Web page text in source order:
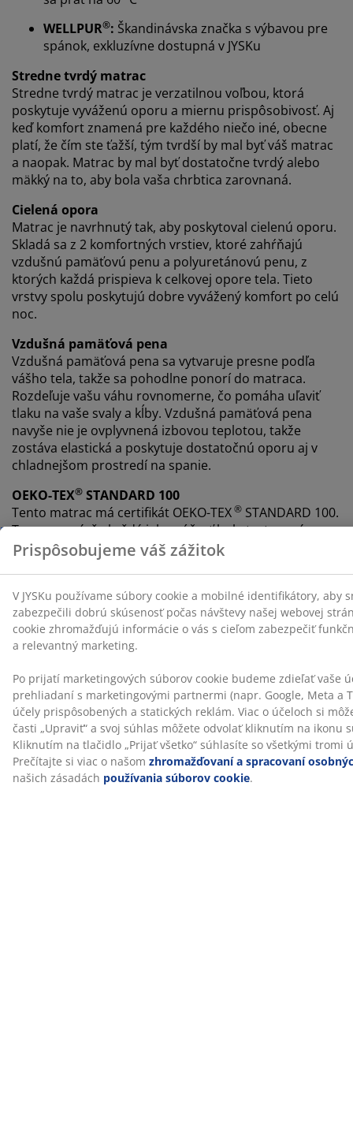
WELLPUR®: Škandinávska značka s výbavou pre
spánok, exkluzívne dostupná v JYSKu
Stredne tvrdý matrac
Stredne tvrdý matrac je verzatilnou voľbou, ktorá
poskytuje vyváženú oporu a miernu prispôsobivosť. Aj
keď komfort znamená pre každého niečo iné, obecne
platí, že čím ste ťažší, tým tvrdší by mal byť váš matrac
a naopak. Matrac by mal byť dostatočne tvrdý alebo
mäkký na to, aby bola vaša chrbtica zarovnaná.
Cielená opora
Matrac je navrhnutý tak, aby poskytoval cielenú oporu.
Skladá sa z 2 komfortných vrstiev, ktoré zahŕňajú
vzdušnú pamäťovú penu a polyuretánovú penu, z
ktorých každá prispieva k celkovej opore tela. Tieto
vrstvy spolu poskytujú dobre vyvážený komfort po celú
noc.
Vzdušná pamäťová pena
Vzdušná pamäťová pena sa vytvaruje presne podľa
vášho tela, takže sa pohodlne ponorí do matraca.
Rozdeľuje vašu váhu rovnomerne, čo pomáha uľaviť
tlaku na vaše svaly a kĺby. Vzdušná pamäťová pena
navyše nie je ovplyvnená izbovou teplotou, takže
zostáva elastická a poskytuje dostatočnú oporu aj v
chladnejšom prostredí na spanie.
OEKO-TEX® STANDARD 100
Tento matrac má certifikát OEKO-TEX® STANDARD 100.
To znamená, že každá jeho súčasť bola testovaná
nezávislými OEKO-TEX ®inštitútmi a spĺňa prísne limity
pre škodlivé látky.
Poťah možno prať
Matrac má poťah na zips, ktorý je ľahko snímateľný a je
možné ho prať v pračke pri teplote 60 °C, aby bol stále
svieži a čistý. Pranie na 60 °C alebo viac odstráni
WELLPUR®
WELLPUR®je škandinávska značka, ktorá ponúka
tlakom uľavujúce matrace a vankúše z pamäťovej peny,
ktorá sa vytvaruje presne podľa vášho tela. Ich
sortiment obsahuje výrobky, ktoré sú vhodné na
použitie doma, v práci alebo na cestách. Výrobky
V JYSKu používame súbory cookie a mobilné
identifikátory, aby sme vám zabezpečili dobrú
skúsenosť počas návštevy našej webovej stránky.
Súbory cookie zhromažďujú informácie o vás s cieľom
zabezpečiť funkčnosť, štatistiky a relevantný marketing.
Po prijatí marketingových súborov cookie budeme
zdieľať vaše údaje o prehliadaní s marketingovými
partnermi (napr. Google, Meta a TikTok) na účely
prispôsobených a statických reklám. Viac o účeloch si
môžete prečítať v časti „Upraviť“ a svoj súhlas môžete
odvolať kliknutím na ikonu súborov cookie. Kliknutím
na tlačidlo „Prijať všetko“ súhlasíte so všetkými tromi
účelmi. Prečítajte si viac o našom zhromažďovaní a
spracovaní osobných údajov
a o našich zásadách
používania súborov cookie